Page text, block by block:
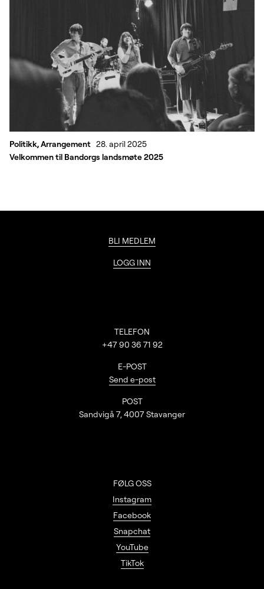
Politikk, Arrangement 28. april 2025
Velkommen til Bandorgs landsmøte 2025
BLI MEDLEM
LOGG INN
TELEFON
+47 90 36 71 92
E-POST
Send e-post
POST
Sandvigå 7, 4007 Stavanger
FØLG OSS
Instagram
Facebook
Snapchat
YouTube
TikTok